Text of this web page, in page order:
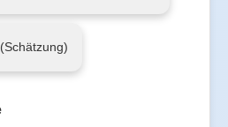
(Schätzung)